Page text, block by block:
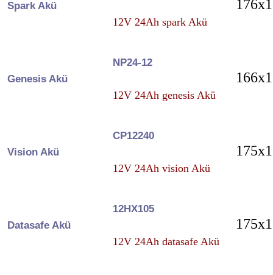
Spark Akü
12V 24Ah spark Akü
Genesis Akü
NP24-12
12V 24Ah genesis Akü
Vision Akü
CP12240
12V 24Ah vision Akü
Datasafe Akü
12HX105
12V 24Ah datasafe Akü